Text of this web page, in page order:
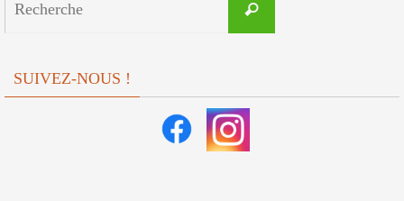
Recherche
SUIVEZ-NOUS !